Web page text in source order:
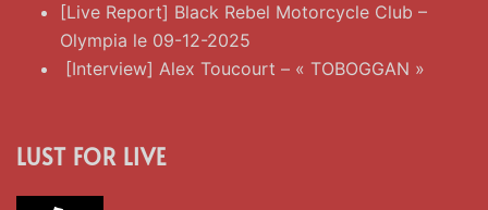
[Live Report] Black Rebel Motorcycle Club –
Olympia le 09-12-2025
[Interview] Alex Toucourt – « TOBOGGAN »
LUST FOR LIVE